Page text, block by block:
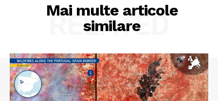
Mai multe articole
similare
RELATED